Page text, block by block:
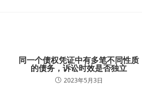
同一个债权凭证中有多笔不同性质
的债务，诉讼时效是否独立
2023年5月3日